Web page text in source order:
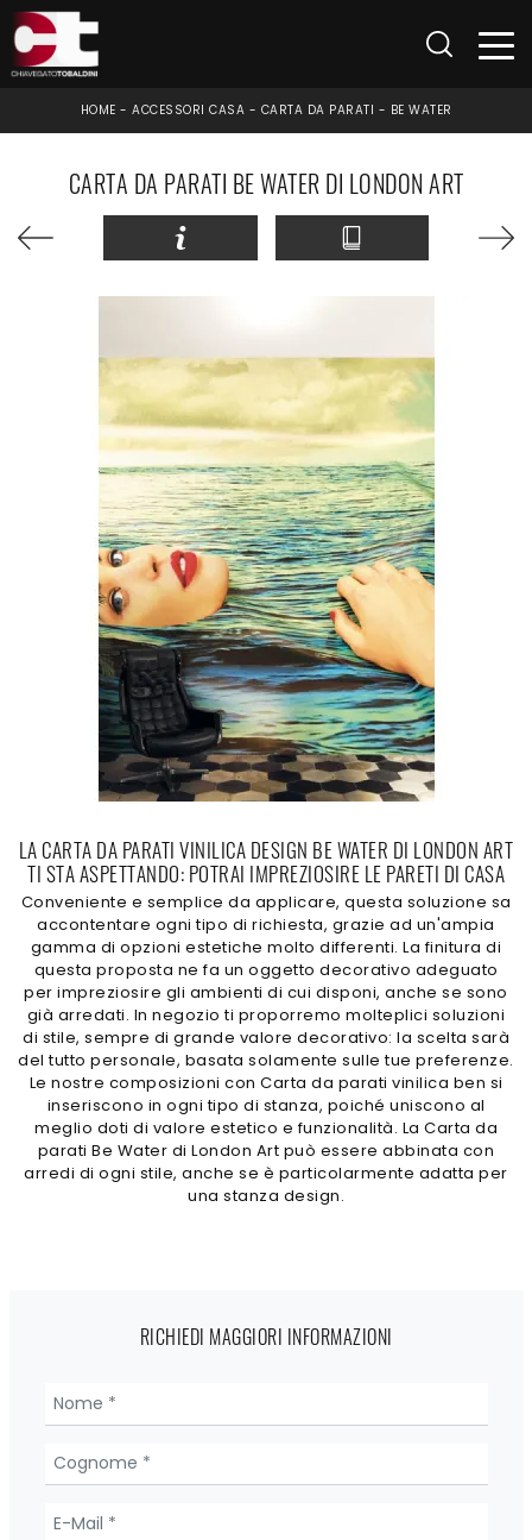
HOME - ACCESSORI CASA - CARTA DA PARATI - BE WATER
CARTA DA PARATI BE WATER DI LONDON ART
LA CARTA DA PARATI VINILICA DESIGN BE WATER DI LONDON ART
TI STA ASPETTANDO: POTRAI IMPREZIOSIRE LE PARETI DI CASA
Conveniente e semplice da applicare, questa soluzione sa
accontentare ogni tipo di richiesta, grazie ad un'ampia
gamma di opzioni estetiche molto differenti. La finitura di
questa proposta ne fa un oggetto decorativo adeguato
per impreziosire gli ambienti di cui disponi, anche se sono
già arredati. In negozio ti proporremo molteplici soluzioni
di stile, sempre di grande valore decorativo: la scelta sarà
del tutto personale, basata solamente sulle tue preferenze.
Le nostre composizioni con Carta da parati vinilica ben si
inseriscono in ogni tipo di stanza, poiché uniscono al
meglio doti di valore estetico e funzionalità. La Carta da
parati Be Water di London Art può essere abbinata con
arredi di ogni stile, anche se è particolarmente adatta per
una stanza design.
RICHIEDI MAGGIORI INFORMAZIONI